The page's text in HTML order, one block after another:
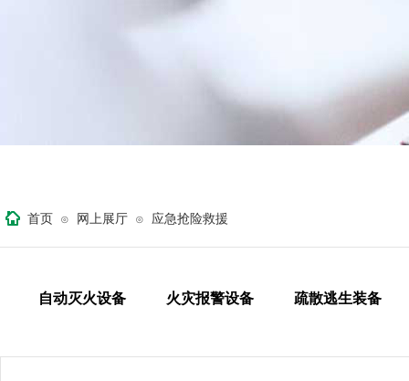
首页 ⊙ 网上展厅 ⊙ 应急抢险救援
自动灭火设备 火灾报警设备 疏散逃生装备